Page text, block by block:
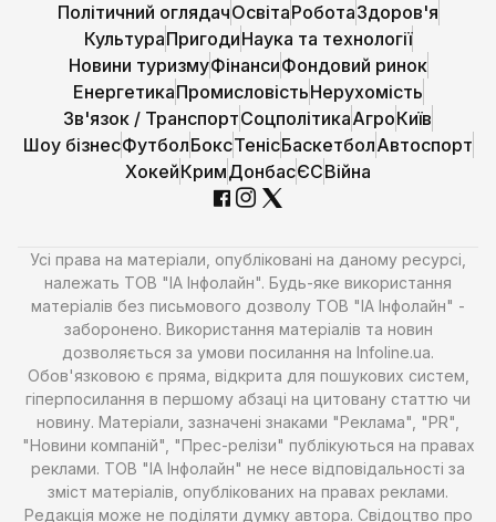
Політичний оглядачОсвітаРоботаЗдоров'я
КультураПригодиНаука та технології
Новини туризмуФінансиФондовий ринок
ЕнергетикаПромисловістьНерухомість
Зв'язок / ТранспортСоцполітикаАгроКиїв
Шоу бізнесФутболБоксТенісБаскетболАвтоспорт
ХокейКримДонбасЄСВійна
Усі права на матеріали, опубліковані на даному ресурсі,
належать ТОВ "ІА Інфолайн". Будь-яке використання
матеріалів без письмового дозволу ТОВ "ІА Інфолайн" -
заборонено. Використання матеріалів та новин
дозволяється за умови посилання на Infoline.ua.
Обов'язковою є пряма, відкрита для пошукових систем,
гіперпосилання в першому абзаці на цитовану статтю чи
новину. Матеріали, зазначені знаками "Реклама", "PR",
"Новини компаній", "Прес-релізи" публікуються на правах
реклами. ТОВ "ІА Інфолайн" не несе відповідальності за
зміст матеріалів, опублікованих на правах реклами.
Редакція може не поділяти думку автора. Свідоцтво про